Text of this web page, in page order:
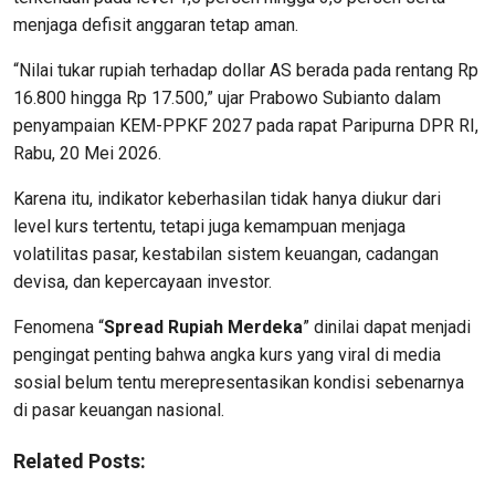
menjaga defisit anggaran tetap aman.
“Nilai tukar rupiah terhadap dollar AS berada pada rentang Rp
16.800 hingga Rp 17.500,” ujar Prabowo Subianto dalam
penyampaian KEM-PPKF 2027 pada rapat Paripurna DPR RI,
Rabu, 20 Mei 2026.
Karena itu, indikator keberhasilan tidak hanya diukur dari
level kurs tertentu, tetapi juga kemampuan menjaga
volatilitas pasar, kestabilan sistem keuangan, cadangan
devisa, dan kepercayaan investor.
Fenomena “Spread Rupiah Merdeka” dinilai dapat menjadi
pengingat penting bahwa angka kurs yang viral di media
sosial belum tentu merepresentasikan kondisi sebenarnya
di pasar keuangan nasional.
Related Posts: